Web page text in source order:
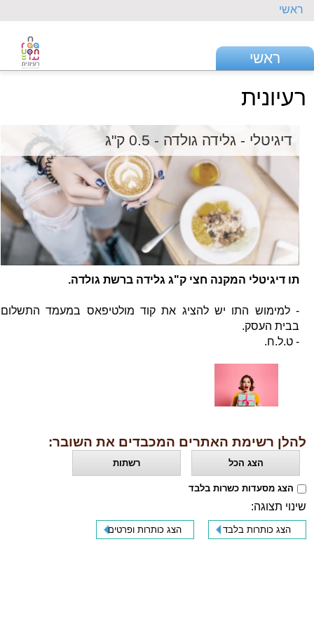
ראשי
ראשי
רעיונית
דיגיטלי - גלידה גולדה - 0.5 ק"ג
תו דיגיטלי המקנה חצי ק"ג גלידה ברשת גולדה.
- למימוש התו יש להציג את קוד מולטיפאס במעמד התשלום
בבית העסק.
- ט.ל.ח.
להלן רשימת האתרים המכבדים את השובר:
הצג הכל רשתות
הצג מסעדות כשרות בלבד
שינוי תצוגה:
הצג כותרות בלבד הצג כותרות ופרטים